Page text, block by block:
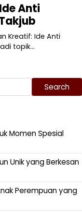
Anti
Kreatif: Ide Anti
topik…
Search
Momen Spesial
Unik yang Berkesan
Perempuan yang